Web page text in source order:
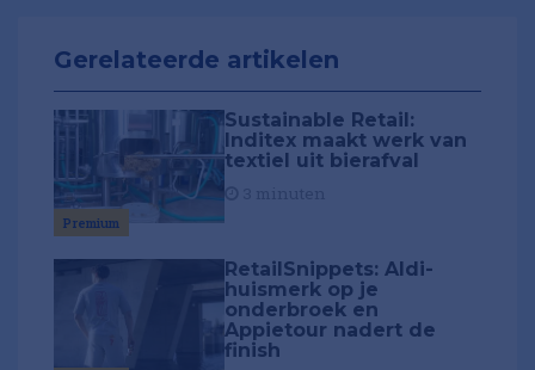
Gerelateerde artikelen
Premium
Sustainable Retail:
Inditex maakt werk van
textiel uit bierafval
RetailSnippets: Aldi-
huismerk op je
onderbroek en
Appietour nadert de
finish